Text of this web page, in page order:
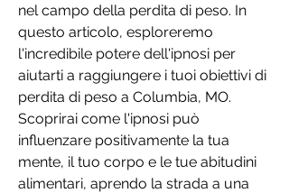
nel campo della perdita di peso. In
questo articolo, esploreremo
l'incredibile potere dell'ipnosi per
aiutarti a raggiungere i tuoi obiettivi di
perdita di peso a Columbia, MO.
Scoprirai come l'ipnosi può
influenzare positivamente la tua
mente, il tuo corpo e le tue abitudini
alimentari, aprendo la strada a una